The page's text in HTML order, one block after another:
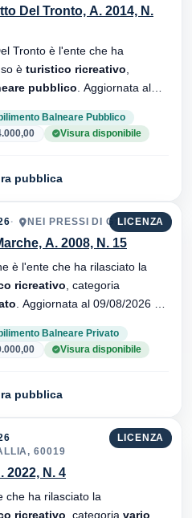
Del Tronto, A. 2014, N.
Tronto è l'ente che ha
L'uso è turistico ricreativo
pubblico
Balneare Pubblico
Visura disponibile
pubblica
LICENZA
NEI PRESSI DI G7
A. 2008, N. 15
è l'ente che ha rilasciato la
ricreativo , categoria
Balneare Privato
Visura disponibile
pubblica
LICENZA
60019
2022, N. 4
che ha rilasciato la
ricreativo , categoria vario